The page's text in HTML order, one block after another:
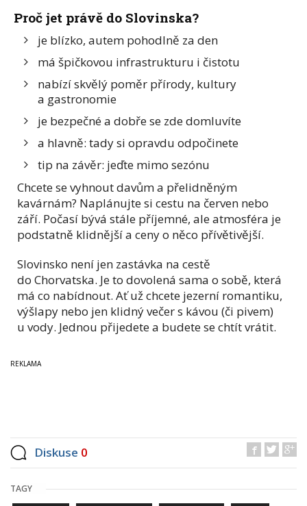
Proč jet právě do Slovinska?
je blízko, autem pohodlně za den
má špičkovou infrastrukturu i čistotu
nabízí skvělý poměr přírody, kultury
a gastronomie
je bezpečné a dobře se zde domluvíte
a hlavně: tady si opravdu odpočinete
tip na závěr: jeďte mimo sezónu
Chcete se vyhnout davům a přelidněným
kavárnám? Naplánujte si cestu na červen nebo
září. Počasí bývá stále příjemné, ale atmosféra je
podstatně klidnější a ceny o něco přívětivější.
Slovinsko není jen zastávka na cestě
do Chorvatska. Je to dovolená sama o sobě, která
má co nabídnout. Ať už chcete jezerní romantiku,
výšlapy nebo jen klidný večer s kávou (či pivem)
u vody. Jednou přijedete a budete se chtít vrátit.
Diskuse 0
TAGY